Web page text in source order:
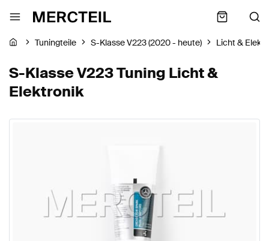
Tuningteile S-Klasse V223 (2020 - heute) Licht &
S-Klasse V223 Tuning Licht &
Elektronik